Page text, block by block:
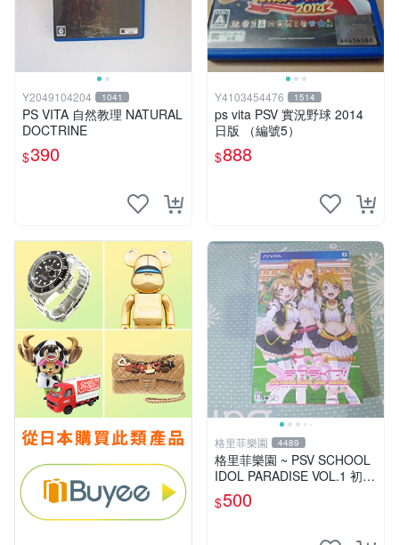
Y2049104204 1041
PS VITA 自然教理 NATURAL
DOCTRINE
$390
Y4103454476 1514
ps vita PSV 實況野球 2014
日版 （編號5）
$888
格里菲樂園 4489
格里菲樂園 ~ PSV SCHOOL
IDOL PARADISE VOL.1 初回
限定版同梱特典 psvita
$500